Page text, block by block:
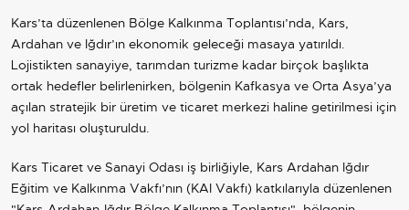
Kars’ta düzenlenen Bölge Kalkınma Toplantısı’nda, Kars,
Ardahan ve Iğdır’ın ekonomik geleceği masaya yatırıldı.
Lojistikten sanayiye, tarımdan turizme kadar birçok başlıkta
ortak hedefler belirlenirken, bölgenin Kafkasya ve Orta Asya’ya
açılan stratejik bir üretim ve ticaret merkezi haline getirilmesi için
yol haritası oluşturuldu.
Kars Ticaret ve Sanayi Odası iş birliğiyle, Kars Ardahan Iğdır
Eğitim ve Kalkınma Vakfı’nın (KAI Vakfı) katkılarıyla düzenlenen